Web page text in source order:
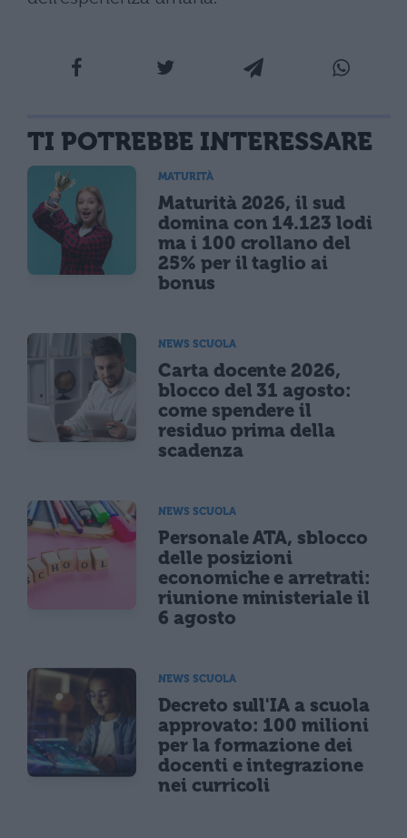
TI POTREBBE INTERESSARE
MATURITÀ
Maturità 2026, il sud
domina con 14.123 lodi
ma i 100 crollano del
25% per il taglio ai
bonus
NEWS SCUOLA
Carta docente 2026,
blocco del 31 agosto:
come spendere il
residuo prima della
scadenza
NEWS SCUOLA
Personale ATA, sblocco
delle posizioni
economiche e arretrati:
riunione ministeriale il
6 agosto
NEWS SCUOLA
Decreto sull'IA a scuola
approvato: 100 milioni
per la formazione dei
docenti e integrazione
nei curricoli